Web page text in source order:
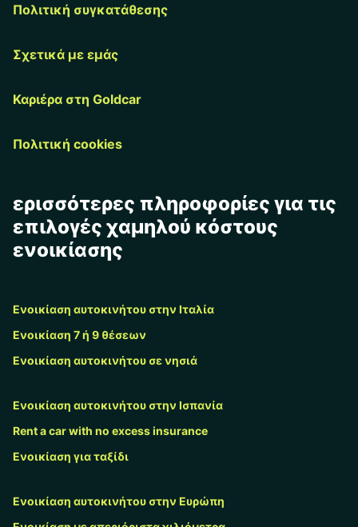
Πολιτική συγκατάθεσης
Σχετικά με εμάς
Καριέρα στη Goldcar
Πολιτική cookies
ερισσότερες πληροφορίες για τις
επιλογές χαμηλού κόστους
ενοικίασης
Ενοικίαση αυτοκινήτου στην Ιταλία
Ενοικίαση 7 ή 9 θέσεων
Ενοικίαση αυτοκινήτου σε νησιά
Ενοικίαση αυτοκινήτου στην Ισπανία
Rent a car with no excess insurance
Ενοικίαση για ταξίδι
Ενοικίαση αυτοκινήτου στην Ευρώπη